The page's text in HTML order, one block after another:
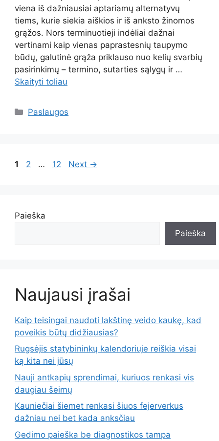
viena iš dažniausiai aptariamų alternatyvų
tiems, kurie siekia aiškios ir iš anksto žinomos
grąžos. Nors terminuotieji indėliai dažnai
vertinami kaip vienas paprastesnių taupymo
būdų, galutinė grąža priklauso nuo kelių svarbių
pasirinkimų – termino, sutarties sąlygų ir …
Skaityti toliau
Kategorijos
Paslaugos
Page
1 Page
2 … Page
12 Next →
Paieška
Paieška
Naujausi įrašai
Kaip teisingai naudoti lakštinę veido kaukę, kad
poveikis būtų didžiausias?
Rugsėjis statybininkų kalendoriuje reiškia visai
ką kita nei jūsų
Nauji antkapių sprendimai, kuriuos renkasi vis
daugiau šeimų
Kauniečiai šiemet renkasi šiuos fejerverkus
dažniau nei bet kada anksčiau
Gedimo paieška be diagnostikos tampa